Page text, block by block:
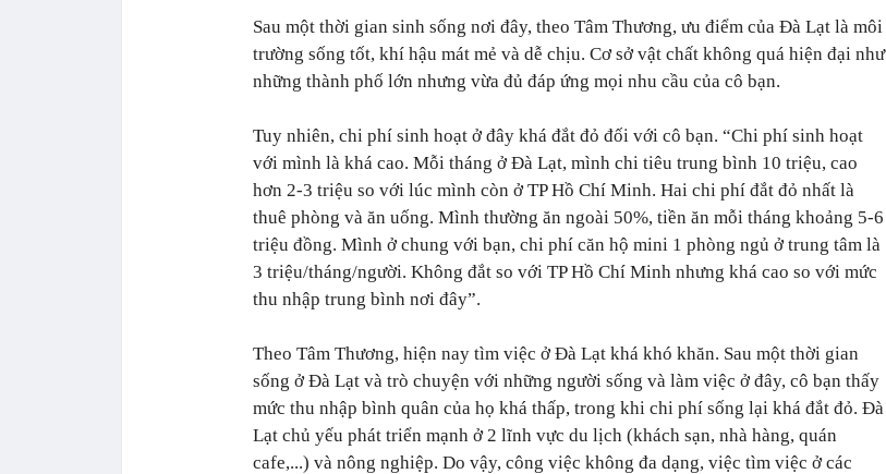
Sau một thời gian sinh sống nơi đây, theo Tâm Thương, ưu điểm của Đà Lạt là môi
trường sống tốt, khí hậu mát mẻ và dễ chịu. Cơ sở vật chất không quá hiện đại như
những thành phố lớn nhưng vừa đủ đáp ứng mọi nhu cầu của cô bạn.
Tuy nhiên, chi phí sinh hoạt ở đây khá đắt đỏ đối với cô bạn. “Chi phí sinh hoạt
với mình là khá cao. Mỗi tháng ở Đà Lạt, mình chi tiêu trung bình 10 triệu, cao
hơn 2-3 triệu so với lúc mình còn ở TP Hồ Chí Minh. Hai chi phí đắt đỏ nhất là
thuê phòng và ăn uống. Mình thường ăn ngoài 50%, tiền ăn mỗi tháng khoảng 5-6
triệu đồng. Mình ở chung với bạn, chi phí căn hộ mini 1 phòng ngủ ở trung tâm là
3 triệu/tháng/người. Không đắt so với TP Hồ Chí Minh nhưng khá cao so với mức
thu nhập trung bình nơi đây”.
Theo Tâm Thương, hiện nay tìm việc ở Đà Lạt khá khó khăn. Sau một thời gian
sống ở Đà Lạt và trò chuyện với những người sống và làm việc ở đây, cô bạn thấy
mức thu nhập bình quân của họ khá thấp, trong khi chi phí sống lại khá đắt đỏ. Đà
Lạt chủ yếu phát triển mạnh ở 2 lĩnh vực du lịch (khách sạn, nhà hàng, quán
cafe,...) và nông nghiệp. Do vậy, công việc không đa dạng, việc tìm việc ở các